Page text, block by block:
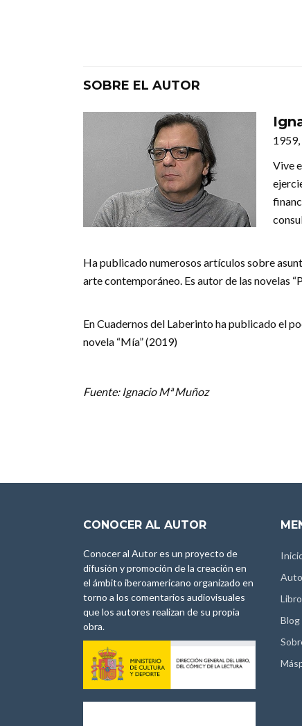
SOBRE EL AUTOR
Vive
Ha publicado numerosos artículos sobre
arte contemporáneo. Es autor de las novelas
En Cuadernos del Laberinto ha publicado el
novela “Mía” (2019)
Fuente: Ignacio Mª Muñoz
CONOCER AL AUTOR
Conocer al Autor es un proyecto de
difusión y promoción de la creación en
el ámbito iberoamericano organizado en
torno a los comentarios audiovisuales
que los autores realizan de su propia
obra.
Blog